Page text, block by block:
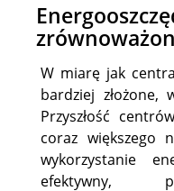
W miarę jak
bardziej złożone,
Przyszłość
coraz większego
wykorzystanie
efektywny,